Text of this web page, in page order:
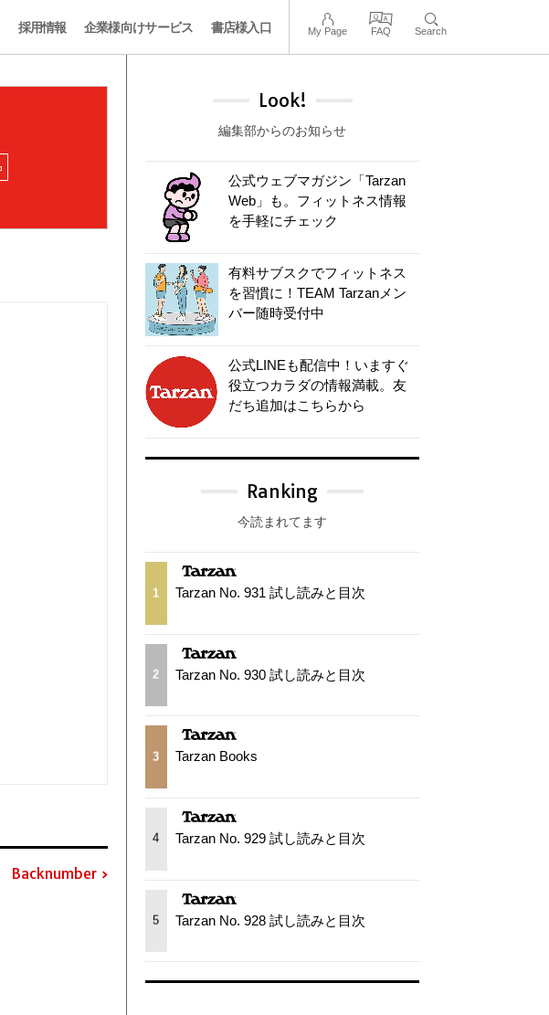
採用情報 企業様向けサービス 書店様入口 My Page FAQ Search
Backnumber
Look!
編集部からのお知らせ
公式ウェブマガジン「Tarzan
Web」も。フィットネス情報
を手軽にチェック
有料サブスクでフィットネス
を習慣に！TEAM Tarzanメン
バー随時受付中
公式LINEも配信中！いますぐ
役立つカラダの情報満載。友
だち追加はこちらから
Ranking
今読まれてます
1 Tarzan No. 931 試し読みと目次
2 Tarzan No. 930 試し読みと目次
3 Tarzan Books
4 Tarzan No. 929 試し読みと目次
5 Tarzan No. 928 試し読みと目次